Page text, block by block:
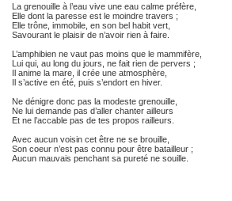
La grenouille à l’eau vive une eau calme préfère,
Elle dont la paresse est le moindre travers ;
Elle trône, immobile, en son bel habit vert,
Savourant le plaisir de n’avoir rien à faire.
L’amphibien ne vaut pas moins que le mammifère,
Lui qui, au long du jours, ne fait rien de pervers ;
Il anime la mare, il crée une atmosphère,
Il s’active en été, puis s’endort en hiver.
Ne dénigre donc pas la modeste grenouille,
Ne lui demande pas d’aller chanter ailleurs
Et ne l’accable pas de tes propos railleurs.
Avec aucun voisin cet être ne se brouille,
Son coeur n’est pas connu pour être batailleur ;
Aucun mauvais penchant sa pureté ne souille.